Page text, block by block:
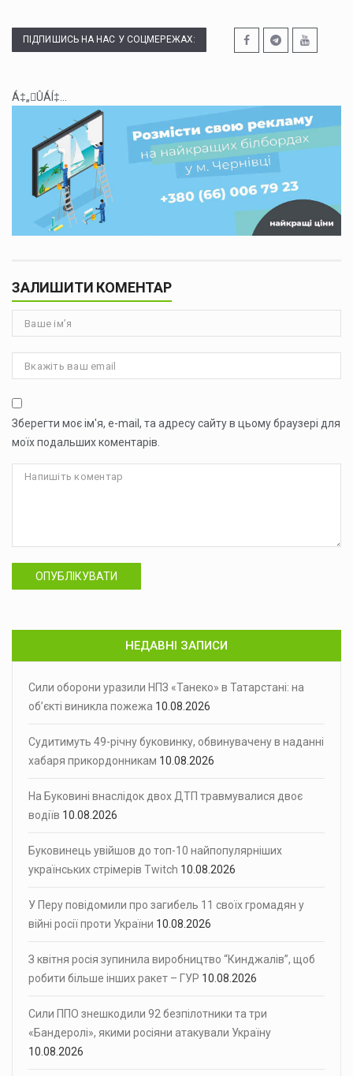
ПІДПИШИСЬ НА НАС У СОЦМЕРЕЖАХ:
Á‡„ÛÁÍ‡...
ЗАЛИШИТИ КОМЕНТАР
Зберегти моє ім'я, e-mail, та адресу сайту в цьому браузері для
моїх подальших коментарів.
ОПУБЛІКУВАТИ
НЕДАВНІ ЗАПИСИ
Сили оборони уразили НПЗ «Танеко» в Татарстані: на
об’єкті виникла пожежа 10.08.2026
Судитимуть 49-річну буковинку, обвинувачену в наданні
хабаря прикордонникам 10.08.2026
На Буковині внаслідок двох ДТП травмувалися двоє
водіїв 10.08.2026
Буковинець увійшов до топ-10 найпопулярніших
українських стрімерів Twitch 10.08.2026
У Перу повідомили про загибель 11 своїх громадян у
війні росії проти України 10.08.2026
З квітня росія зупинила виробництво “Кинджалів”, щоб
робити більше інших ракет – ГУР 10.08.2026
Сили ППО знешкодили 92 безпілотники та три
«Бандеролі», якими росіяни атакували Україну
10.08.2026